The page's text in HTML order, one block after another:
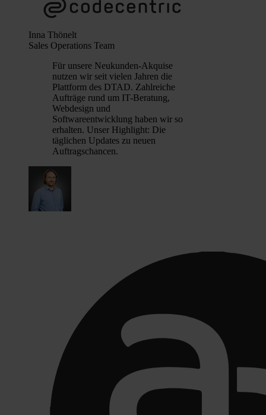
Inna Thönelt
Sales Operations Team
Für unsere Neukunden-Akquise
nutzen wir seit vielen Jahren die
Plattform des DTAD. Zahlreiche
Aufträge rund um IT-Beratung,
Webdesign und
Softwareentwicklung haben wir so
erhalten. Unser Highlight: Die
täglichen Updates zu neuen
Auftragschancen.